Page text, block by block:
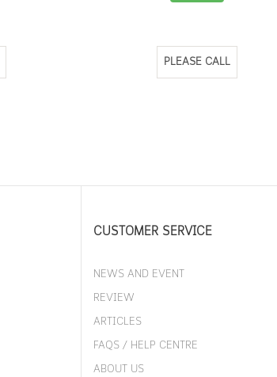
PLEASE CALL
CUSTOMER SERVICE
NEWS AND EVENT
REVIEW
ARTICLES
FAQS / HELP CENTRE
ABOUT US